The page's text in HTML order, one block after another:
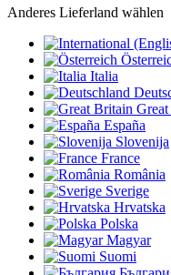
Anderes Lieferland wählen
Italia
España
Slovenija
France
România
Sverige
Hrvatska
Polska
Magyar
Suomi